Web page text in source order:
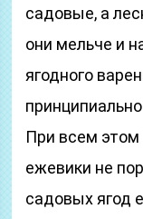
садовые, а
они мельче и
ягодного
При всем этом
ежевики не
садовых ягод